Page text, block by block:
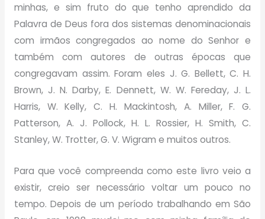
minhas, e sim fruto do que tenho aprendido da
Palavra de Deus fora dos sistemas denominacionais
com irmãos congregados ao nome do Senhor e
também com autores de outras épocas que
congregavam assim.Foram eles J. G. Bellett, C. H.
Brown, J. N. Darby, E. Dennett, W. W. Fereday, J. L.
Harris, W. Kelly, C. H. Mackintosh, A. Miller, F. G.
Patterson, A. J. Pollock, H. L. Rossier, H. Smith, C.
Stanley, W. Trotter, G. V. Wigram e muitos outros.
Para que você compreenda como este livro veio a
existir, creio ser necessário voltar um pouco no
tempo. Depois de um período trabalhando em São